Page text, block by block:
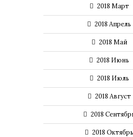
2018 Март
2018 Апрель
2018 Май
2018 Июнь
2018 Июль
2018 Август
2018
2018 Октябрь